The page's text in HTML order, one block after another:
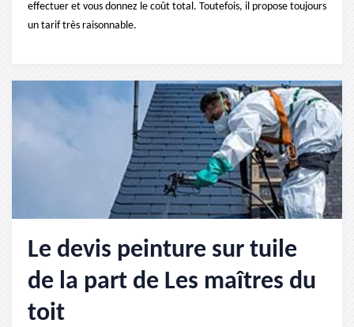
effectuer et vous donnez le coût total. Toutefois, il propose toujours
un tarif très raisonnable.
Le devis peinture sur tuile
de la part de Les maîtres du
toit